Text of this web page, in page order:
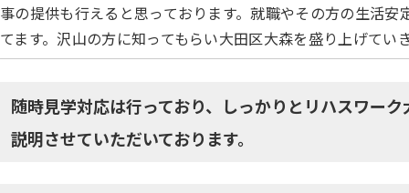
事の提供も行えると思っております。就職やその方の生活
てます。沢山の方に知ってもらい大田区大森を盛り上げていき
随時見学対応は行っており、しっかりとリハスワー
説明させていただいております。